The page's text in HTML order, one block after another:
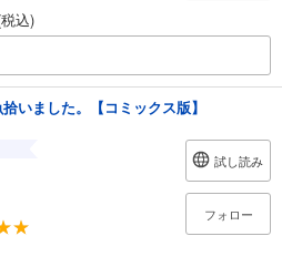
込)
いました。【コミックス版】
試し読み
フォロー